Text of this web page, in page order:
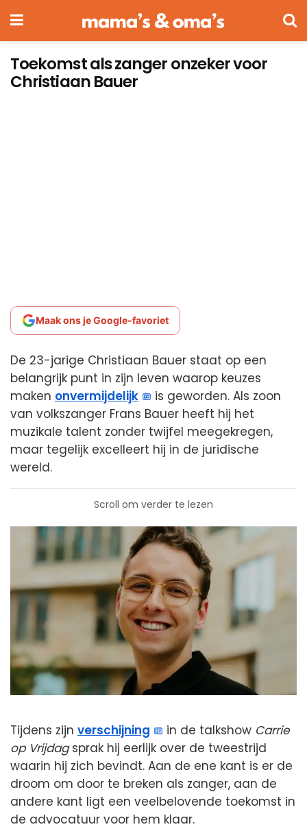
Toekomst als zanger onzeker voor
Christiaan Bauer
Maak ons je Google-favoriet
De 23-jarige Christiaan Bauer staat op een
belangrijk punt in zijn leven waarop keuzes
maken onvermijdelijk
is geworden. Als zoon
van volkszanger Frans Bauer heeft hij het
muzikale talent zonder twijfel meegekregen,
maar tegelijk excelleert hij in de juridische
wereld.
Scroll om verder te lezen
Tijdens zijn verschijning in de talkshow Carrie
op Vrijdagsprak hij eerlijk over de tweestrijd
waarin hij zich bevindt. Aan de ene kant is er de
droom om door te breken als zanger, aan de
andere kant ligt een veelbelovende toekomst in
de advocatuur voor hem klaar.